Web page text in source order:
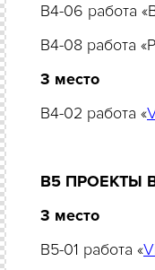
B4-06 работа
B4-08 работа
3 место
B4-02 работа «
B5 ПРОЕКТЫ
3 место
B5-01 работа «